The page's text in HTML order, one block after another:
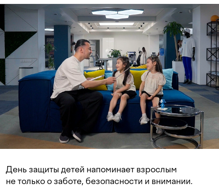
День защиты детей напоминает взрослым
не только о заботе, безопасности и внимании.